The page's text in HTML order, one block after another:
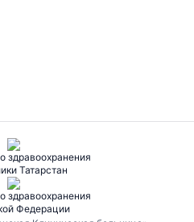
здравоохранения
Татарстан
здравоохранения
Федерации